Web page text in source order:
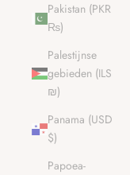
Pakistan (PKR
₨)
Palestijnse
gebieden (ILS
₪)
Panama (USD
$)
Papoea-